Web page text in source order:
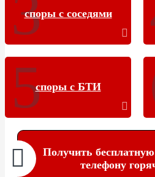
споры с соседями
споры с БТИ
Получить
телефону